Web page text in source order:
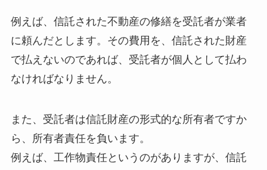
例えば、信託された不動産の修繕を受託者が業者
に頼んだとします。その費用を、信託された財産
で払えないのであれば、受託者が個人として払わ
なければなりません。
また、受託者は信託財産の形式的な所有者ですか
ら、所有者責任を負います。
例えば、工作物責任というのがありますが、信託